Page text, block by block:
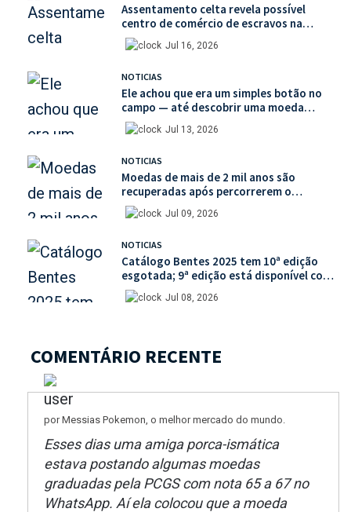
Assentamento celta revela possível
centro de comércio de escravos na
França
Jul 16, 2026
NOTICIAS
Ele achou que era um simples botão no
campo — até descobrir uma moeda
medieval de valor histórico incalculável
Jul 13, 2026
NOTICIAS
Moedas de mais de 2 mil anos são
recuperadas após percorrerem o
mercado ilegal de antiguidades
Jul 09, 2026
NOTICIAS
Catálogo Bentes 2025 tem 10ª edição
esgotada; 9ª edição está disponível com
mais de 30% de desconto na unidade
Jul 08, 2026
COMENTÁRIO RECENTE
por Messias Pokemon, o melhor mercado do mundo.
Esses dias uma amiga porca-ismática
estava postando algumas moedas
graduadas pela PCGS com nota 65 a 67 no
WhatsApp. Aí ela colocou que a moeda